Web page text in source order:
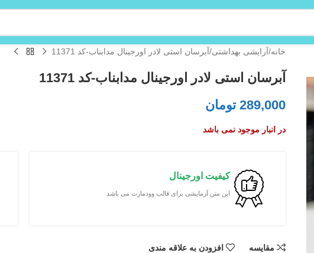
خانه آرایشی بهداشتی آبرسان استی لادر اورجینال مدابناب-کد 11371
آبرسان استی لادر اورجینال مدابناب-کد 11371
289,000 تومان
در انبار موجود نمی باشد
کیفیت اورجینال
این متن آزمایشی برای قالب وودمارت می باشد
مقایسه افزودن به علاقه مندی